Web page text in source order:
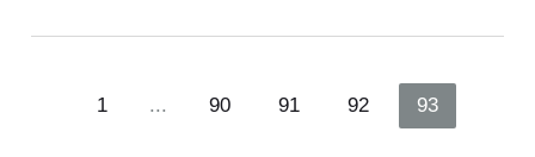
1 ... 90 91 92 93